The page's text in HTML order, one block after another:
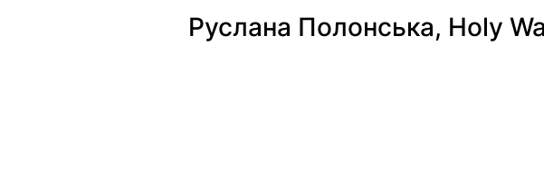
Руслана Полонська, Holy